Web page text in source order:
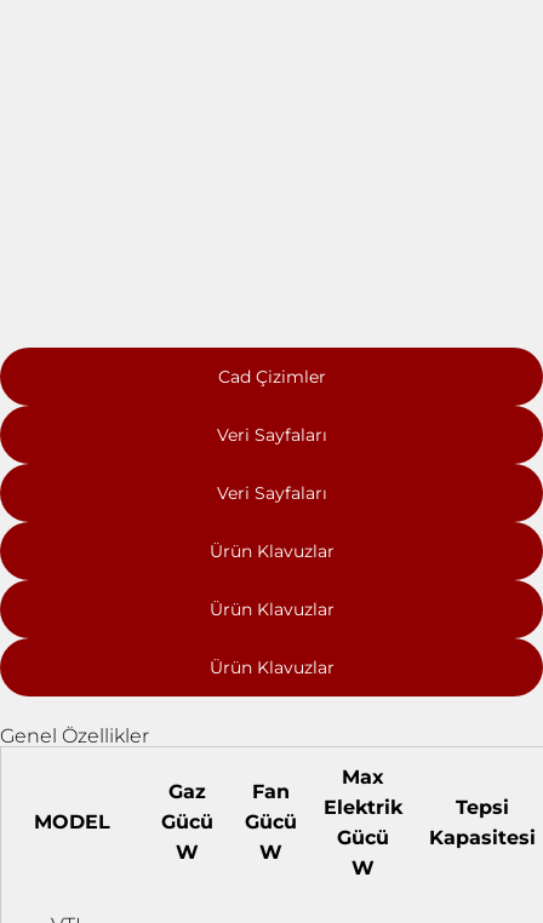
Cad Çizimler
Veri Sayfaları
Veri Sayfaları
Ürün Klavuzlar
Ürün Klavuzlar
Ürün Klavuzlar
Genel Özellikler
MODEL
Gaz
Gücü
W
Fan
Gücü
W
Max
Elektrik
Gücü
W
Tepsi
Kapasitesi